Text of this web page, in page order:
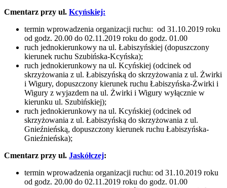
Cmentarz przy ul. Kcyńskiej:
termin wprowadzenia organizacji ruchu: od 31.10.2019 roku
od godz. 20.00 do 02.11.2019 roku do godz. 01.00
ruch jednokierunkowy na ul. Łabiszyńskiej (dopuszczony
kierunek ruchu Szubińska-Kcyńska);
ruch jednokierunkowy na ul. Kcyńskiej (odcinek od
skrzyżowania z ul. Łabiszyńską do skrzyżowania z ul. Żwirki
i Wigury, dopuszczony kierunek ruchu Łabiszyńska-Żwirki i
Wigury z wyjazdem na ul. Żwirki i Wigury wyłącznie w
kierunku ul. Szubińskiej);
ruch jednokierunkowy na ul. Kcyńskiej (odcinek od
skrzyżowania z ul. Łabiszyńską do skrzyżowania z ul.
Gnieźnieńską, dopuszczony kierunek ruchu Łabiszyńska-
Gnieźnieńska);
Cmentarz przy ul. Jaskółczej:
termin wprowadzenia organizacji ruchu: od 31.10.2019 roku
od godz. 20.00 do 02.11.2019 roku do godz. 01.00